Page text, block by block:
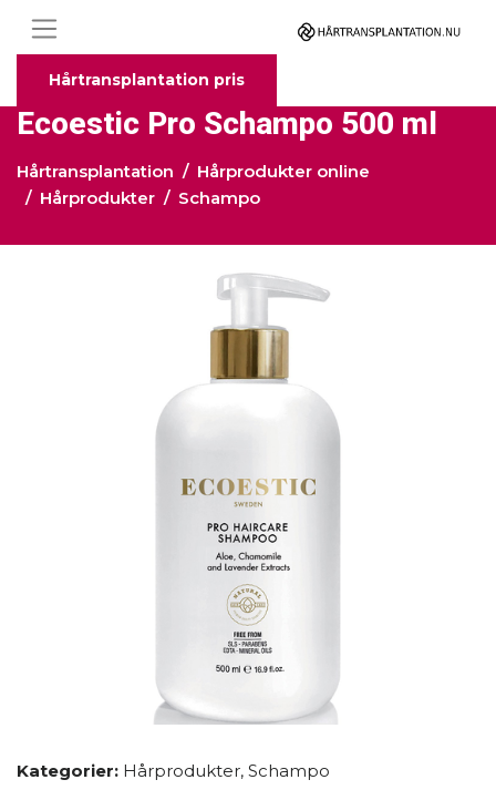
Hårtransplantation pris
Ecoestic Pro Schampo 500 ml
Hårtransplantation
Hårprodukter online
Hårprodukter
Schampo
Kategorier: Hårprodukter, Schampo